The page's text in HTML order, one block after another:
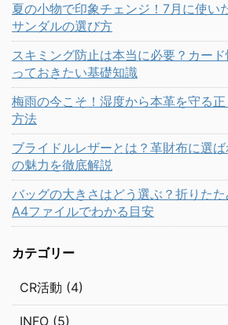
夏の小物で印象チェンジ！7月に使い
サンダルの選び方
スキミング防止は本当に必要？カー
っておきたい基礎知識
梅雨の今こそ！湿度から本革を守る
方法
ブライドルレザーとは？革財布に選
の魅力を徹底解説
バッグの大きさはどう選ぶ？折りたた
A4ファイルでわかる目安
カテゴリー
CR活動 (4)
INFO (5)